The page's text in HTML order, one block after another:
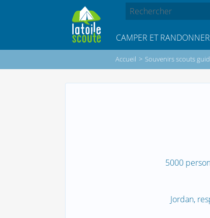
CAMPER ET RANDONNER
Accueil > Souvenirs scouts
5000
Jordan,